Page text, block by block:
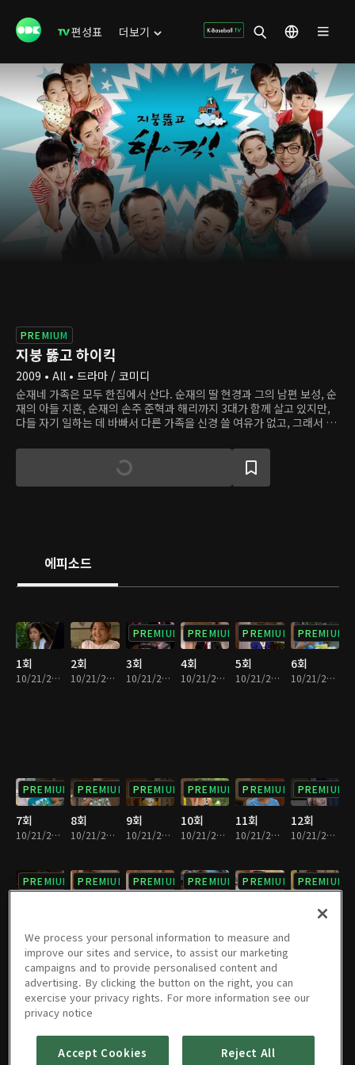
편성표 더보기
PREMIUM
지붕 뚫고 하이킥
2009 • All • 드라마 / 코미디
순재네 가족은 모두 한집에서 산다. 순재의 딸 현경과 그의 남편 보성, 순
재의 아들 지훈, 순재의 손주 준혁과 해리까지 3대가 함께 살고 있지만,
다들 자기 일하는 데 바빠서 다른 가족을 신경 쓸 여유가 없고, 그래서 사
않았지만 사이가 정말 좋다. 자옥의 집에는 준혁의 과외선생 정음과 줄리
엔, 인나, 광수 등이 함께 산다. 어느 날, 시골에서 세경과 신애 자매가 상
경하고, 세경이 순재네 가정부가 되면서, 가족들의 평범한 삶에 잔잔한
에피소드
1회
10/21/2022 • 26분
2회
10/21/2022 • 26분
PREMIUM
3회
10/21/2022 • 24분
PREMIUM
4회
10/21/2022 • 24분
PREMIUM
5회
10/21/2022 • 25분
PREMIUM
6회
10/21/2022 • 23분
PREMIUM
7회
10/21/2022 • 23분
PREMIUM
8회
10/21/2022 • 23분
PREMIUM
9회
10/21/2022 • 22분
PREMIUM
10회
10/21/2022 • 23분
PREMIUM
11회
10/21/2022 • 25분
PREMIUM
12회
10/21/2022 • 24분
PREMIUM PREMIUM PREMIUM PREMIUM PREMIUM PREMIUM
PREMIUM
19회
10/21/2022 • 23분
PREMIUM
20회
PREMIUM
21회
PREMIUM
22회
PREMIUM
23회 24회
We process your personal information to measure and
improve our sites and service, to assist our marketing
campaigns and to provide personalised content and
advertising. By clicking the button on the right, you can
exercise your privacy rights. For more information see our
privacy notice
Accept Cookies Reject All